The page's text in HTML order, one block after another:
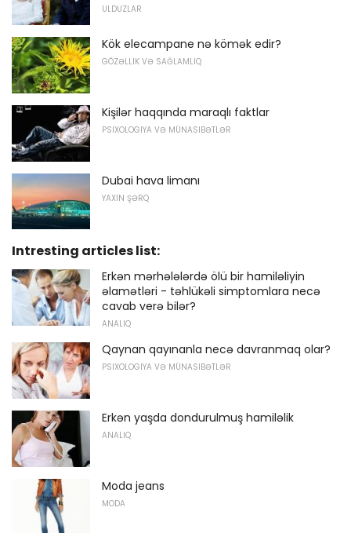
ULDUZLAR
Kök elecampane nə kömək edir?
GÖZƏLLIK VƏ SAĞLAMLIQ
Kişilər haqqında maraqlı faktlar
PSIXOLOGIYA VƏ MÜNASIBƏTLƏR
Dubai hava limanı
YAXIN ŞƏRQ
Intresting articles list:
Erkən mərhələlərdə ölü bir hamiləliyin
əlamətləri - təhlükəli simptomlara necə
cavab verə bilər?
ANALIQ
Qaynan qayınanla necə davranmaq olar?
PSIXOLOGIYA VƏ MÜNASIBƏTLƏR
Erkən yaşda dondurulmuş hamiləlik
ANALIQ
Moda jeans
MODA